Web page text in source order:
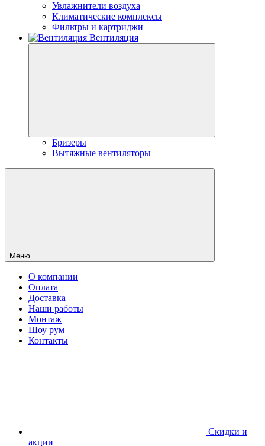
Увлажнители воздуха
Климатические комплексы
Фильтры и картриджи
Вентиляция
Бризеры
Вытяжные вентиляторы
Меню
О компании
Оплата
Доставка
Наши работы
Монтаж
Шоу рум
Контакты
Скидки и
акции